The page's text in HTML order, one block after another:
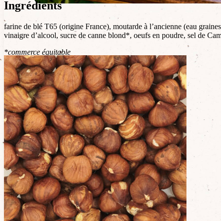
Ingrédients
farine de blé T65 (origine France), moutarde à l’ancienne (eau
vinaigre d’alcool, sucre de canne blond*, oeufs en poudre, sel de
*commerce équitable
Allergènes
Contient : gluten, moutarde, œuf
Traces éventuelles : lait, sésame,
Valeurs nutritionnelles
Energie : 1704 Kj / 406 Kcal
Matières grasses : 16g
dont acides gras saturés : 1,4g
Glucides : 54g